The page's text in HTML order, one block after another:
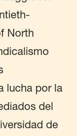
North
lucha por la
del
de